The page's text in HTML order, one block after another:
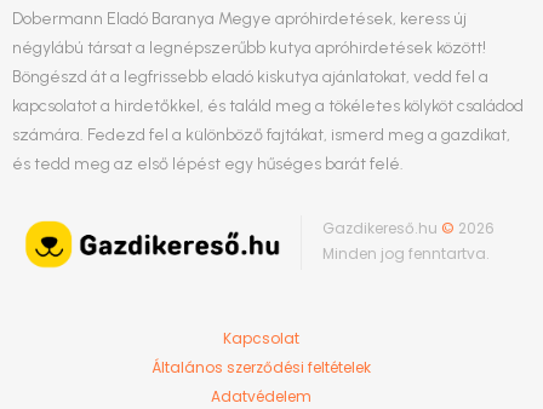
Dobermann Eladó Baranya Megye apróhirdetések, keress új
négylábú társat a legnépszerűbb kutya apróhirdetések között!
Böngészd át a legfrissebb eladó kiskutya ajánlatokat, vedd fel a
kapcsolatot a hirdetőkkel, és találd meg a tökéletes kölyköt családod
számára. Fedezd fel a különböző fajtákat, ismerd meg a gazdikat,
és tedd meg az első lépést egy hűséges barát felé.
Gazdikereső.hu © 2026
Minden jog fenntartva.
Kapcsolat
Általános szerződési feltételek
Adatvédelem